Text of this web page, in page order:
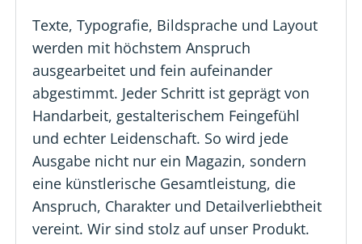
Texte, Typografie, Bildsprache und Layout
werden mit höchstem Anspruch
ausgearbeitet und fein aufeinander
abgestimmt. Jeder Schritt ist geprägt von
Handarbeit, gestalterischem Feingefühl
und echter Leidenschaft. So wird jede
Ausgabe nicht nur ein Magazin, sondern
eine künstlerische Gesamtleistung, die
Anspruch, Charakter und Detailverliebtheit
vereint. Wir sind stolz auf unser Produkt.